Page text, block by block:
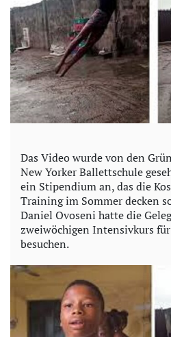
Das Video wurde von den
New Yorker Ballettschule
ein Stipendium an, das die
Training im Sommer decken
Daniel Ovoseni hatte die
zweiwöchigen Intensivkurs
besuchen.